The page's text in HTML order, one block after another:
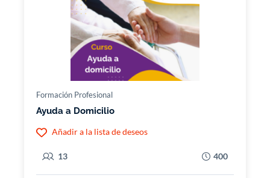
Formación Profesional
Ayuda a Domicilio
Añadir a la lista de deseos
13 400